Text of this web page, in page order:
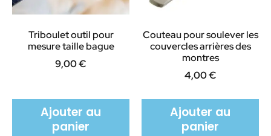
Triboulet outil pour
mesure taille bague
9,00€
Ajouter au
panier
Couteau pour soulever les
couvercles arrières des
montres
4,00€
Ajouter au
panier